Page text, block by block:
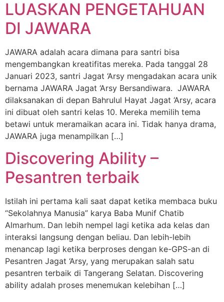
LUASKAN PENGETAHUAN
DI JAWARA
JAWARA adalah acara dimana para santri bisa
mengembangkan kreatifitas mereka. Pada tanggal 28
Januari 2023, santri Jagat ‘Arsy mengadakan acara unik
bernama JAWARA Jagat ‘Arsy Bersandiwara. JAWARA
dilaksanakan di depan Bahrulul Hayat Jagat ‘Arsy, acara
ini dibuat oleh santri kelas 10. Mereka memilih tema
betawi untuk meramaikan acara ini. Tidak hanya drama,
JAWARA juga menampilkan […]
Discovering Ability –
Pesantren terbaik
Istilah ini pertama kali saat dapat ketika membaca buku
“Sekolahnya Manusia” karya Baba Munif Chatib
Almarhum. Dan lebih nempel lagi ketika ada kelas dan
interaksi langsung dengan beliau. Dan lebih-lebih
menancap lagi ketika berproses dengan ke-GPS-an di
Pesantren Jagat ‘Arsy, yang merupakan salah satu
pesantren terbaik di Tangerang Selatan. Discovering
ability adalah proses menemukan kelebihan […]